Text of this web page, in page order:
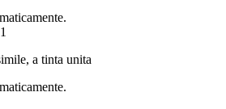
a tinta unita